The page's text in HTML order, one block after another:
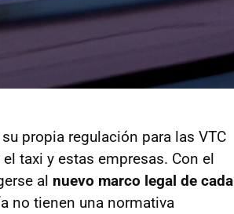
propia regulación para las VTC
taxi y estas empresas. Con el
al nuevo marco legal de cada
no tienen una normativa